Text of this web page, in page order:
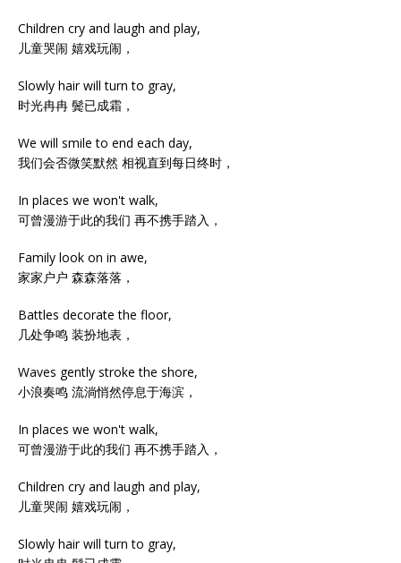
Children cry and laugh and play,
儿童哭闹 嬉戏玩闹，
Slowly hair will turn to gray,
时光冉冉 鬓已成霜，
We will smile to end each day,
我们会否微笑默然 相视直到每日终时，
In places we won't walk,
可曾漫游于此的我们 再不携手踏入，
Family look on in awe,
家家户户 森森落落，
Battles decorate the floor,
几处争鸣 装扮地表，
Waves gently stroke the shore,
小浪奏鸣 流淌悄然停息于海滨，
In places we won't walk,
可曾漫游于此的我们 再不携手踏入，
Children cry and laugh and play,
儿童哭闹 嬉戏玩闹，
Slowly hair will turn to gray,